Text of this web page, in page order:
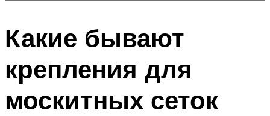
Какие бывают
крепления для
москитных сеток